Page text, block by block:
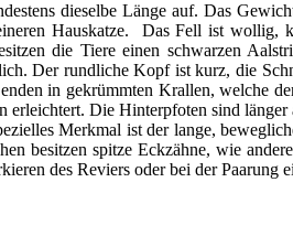
dieselbe Länge auf. Das
Hauskatze. Das Fell ist wollig,
die Tiere einen schwarzen
Der rundliche Kopf ist kurz, die
in gekrümmten Krallen, welche
Die Hinterpfoten sind
Merkmal ist der lange,
besitzen spitze Eckzähne, wie
des Reviers oder bei der Paarung